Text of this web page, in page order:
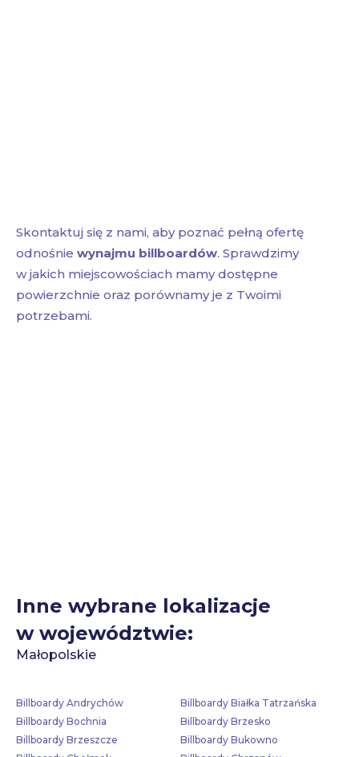
Skontaktuj się z nami, aby poznać pełną ofertę
odnośnie wynajmu billboardów. Sprawdzimy
w jakich miejscowościach mamy dostępne
powierzchnie oraz porównamy je z Twoimi
potrzebami.
Inne wybrane lokalizacje
w województwie:
Małopolskie
Billboardy Andrychów
Billboardy Białka Tatrzańska
Billboardy Bochnia
Billboardy Brzesko
Billboardy Brzeszcze
Billboardy Bukowno